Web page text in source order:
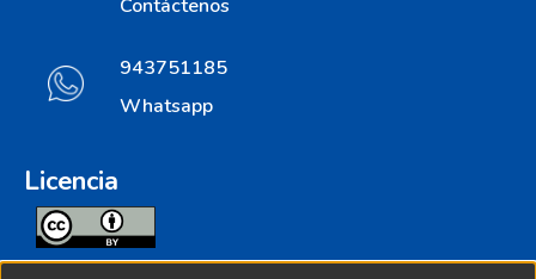
Contáctenos
943751185
Whatsapp
Licencia
Todos los contenidos de repositorio.ins.gob.pe estan